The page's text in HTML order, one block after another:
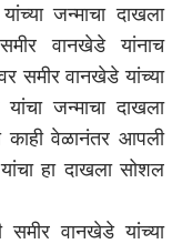
जन्माचा दाखला
वानखेडे यांनाच
समीर वानखेडे यांच्या
जन्माचा दाखला
काही वेळानंतर आपली
हा दाखला सोशल
समीर वानखेडे यांच्या